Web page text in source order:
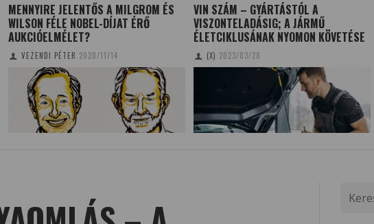
MENNYIRE JELENTŐS A MILGROM ÉS
WILSON FÉLE NOBEL-DÍJAT ÉRŐ
AUKCIÓELMÉLET?
VEZENDI PÉTER 2020/11/14
VIN SZÁM – GYÁRTÁSTÓL A
VISZONTELADÁSIG; A JÁRMŰ
ÉLETCIKLUSÁNAK NYOMON KÖVETÉSE
(X) 2023/03/28
for: